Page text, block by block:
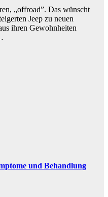
„offroad”. Das wünscht
Jeep zu neuen
ihren Gewohnheiten
und Behandlung